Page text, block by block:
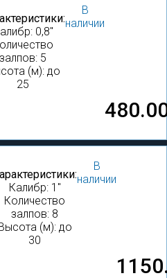
0,8″
залпов: 5
(м): до
25
В
наличии
Калибр: 1″
Количество
залпов: 8
Высота (м): до
30
В
наличии